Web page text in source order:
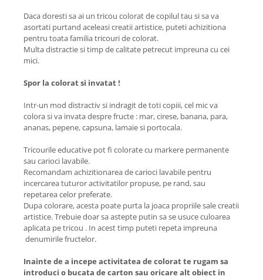
Daca doresti sa ai un tricou colorat de copilul tau si sa va
asortati purtand aceleasi creatii artistice, puteti achizitiona
pentru toata familia tricouri de colorat.
Multa distractie si timp de calitate petrecut impreuna cu cei
mici.
Spor la colorat si invatat !
Intr-un mod distractiv si indragit de toti copiii, cel mic va
colora si va invata despre fructe : mar, cirese, banana, para,
ananas, pepene, capsuna, lamaie si portocala.
Tricourile educative pot fi colorate cu markere permanente
sau carioci lavabile.
Recomandam achizitionarea de carioci lavabile pentru
incercarea tuturor activitatilor propuse, pe rand, sau
repetarea celor preferate.
Dupa colorare, acesta poate purta la joaca propriile sale creatii
artistice. Trebuie doar sa astepte putin sa se usuce culoarea
aplicata pe tricou . In acest timp puteti repeta impreuna
denumirile fructelor.
Inainte de a incepe activitatea de colorat te rugam sa
introduci o bucata de carton sau oricare alt obiect in